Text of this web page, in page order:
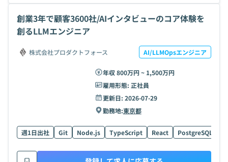
創業3年で顧客3600社/AIインタビューのコア体験を
創るLLMエンジニア
株式会社プロダクトフォース AI/LLMOpsエンジニア
年収 800万円 ~ 1,500万円
雇用形態: 正社員
更新日: 2026-07-29
勤務地:東京都
週1日出社 Git Node.js TypeScript React PostgreSQL